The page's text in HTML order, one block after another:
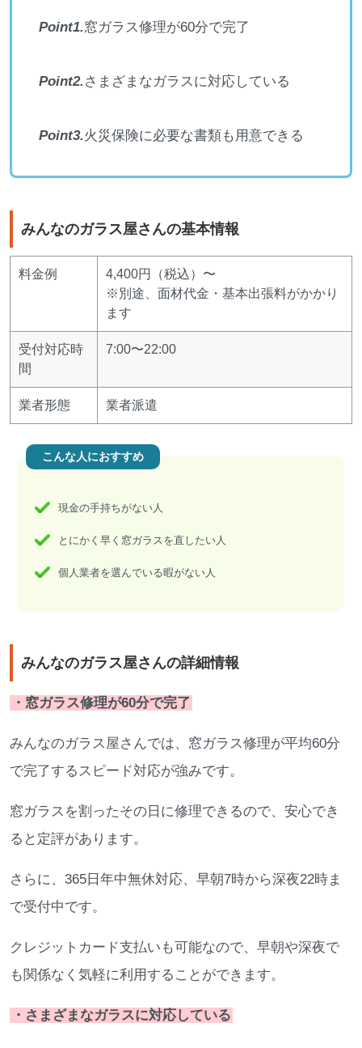
Point1.窓ガラス修理が60分で完了
Point2.さまざまなガラスに対応している
Point3.火災保険に必要な書類も用意できる
みんなのガラス屋さんの基本情報
料金例
4,400円（税込）〜
※別途、面材代金・基本出張料がかかり
ます
受付対応時
間
7:00〜22:00
業者形態 業者派遣
こんな人におすすめ
現金の手持ちがない人
とにかく早く窓ガラスを直したい人
個人業者を選んでいる暇がない人
みんなのガラス屋さんの詳細情報
・窓ガラス修理が60分で完了
みんなのガラス屋さんでは、窓ガラス修理が平均60分
で完了するスピード対応が強みです。
窓ガラスを割ったその日に修理できるので、安心でき
ると定評があります。
さらに、365日年中無休対応、早朝7時から深夜22時ま
で受付中です。
クレジットカード支払いも可能なので、早朝や深夜で
も関係なく気軽に利用することができます。
・さまざまなガラスに対応している